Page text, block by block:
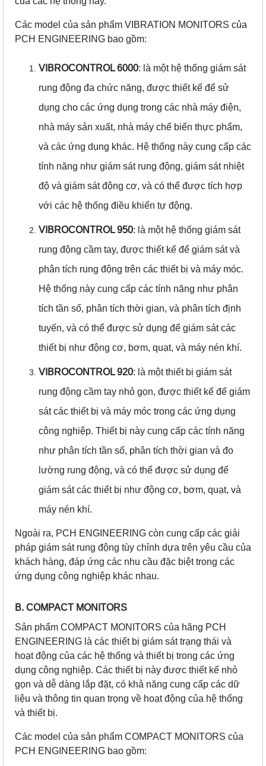
Các model của sản phẩm VIBRATION MONITORS của
PCH ENGINEERING bao gồm:
VIBROCONTROL 6000: là một hệ thống giám sát
rung động đa chức năng, được thiết kế để sử
dụng cho các ứng dụng trong các nhà máy điện,
nhà máy sản xuất, nhà máy chế biến thực phẩm,
và các ứng dụng khác. Hệ thống này cung cấp các
tính năng như giám sát rung động, giám sát nhiệt
độ và giám sát động cơ, và có thể được tích hợp
với các hệ thống điều khiển tự động.
VIBROCONTROL 950: là một hệ thống giám sát
rung động cầm tay, được thiết kế để giám sát và
phân tích rung động trên các thiết bị và máy móc.
Hệ thống này cung cấp các tính năng như phân
tích tần số, phân tích thời gian, và phân tích định
tuyến, và có thể được sử dụng để giám sát các
thiết bị như động cơ, bơm, quạt, và máy nén khí.
VIBROCONTROL 920: là một thiết bị giám sát
rung động cầm tay nhỏ gọn, được thiết kế để giám
sát các thiết bị và máy móc trong các ứng dụng
công nghiệp. Thiết bị này cung cấp các tính năng
như phân tích tần số, phân tích thời gian và đo
lường rung động, và có thể được sử dụng để
giám sát các thiết bị như động cơ, bơm, quạt, và
máy nén khí.
Ngoài ra, PCH ENGINEERING còn cung cấp các giải
pháp giám sát rung động tùy chỉnh dựa trên yêu cầu của
khách hàng, đáp ứng các nhu cầu đặc biệt trong các
ứng dụng công nghiệp khác nhau.
B. COMPACT MONITORS
Sản phẩm COMPACT MONITORS của hãng PCH
ENGINEERING là các thiết bị giám sát trạng thái và
hoạt động của các hệ thống và thiết bị trong các ứng
dụng công nghiệp. Các thiết bị này được thiết kế nhỏ
gọn và dễ dàng lắp đặt, có khả năng cung cấp các dữ
liệu và thông tin quan trọng về hoạt động của hệ thống
và thiết bị.
Các model của sản phẩm COMPACT MONITORS của
PCH ENGINEERING bao gồm: